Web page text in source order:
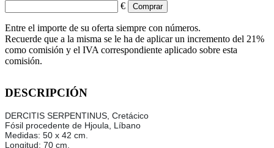
€
Entre el importe de su oferta siempre con números.
Recuerde que a la misma se le ha de aplicar un incremento del 21%
como comisión y el IVA correspondiente aplicado sobre esta
comisión.
DESCRIPCIÓN
DERCITIS SERPENTINUS, Cretácico
Fósil procedente de Hjoula, Líbano
Medidas: 50 x 42 cm.
Longitud: 70 cm.